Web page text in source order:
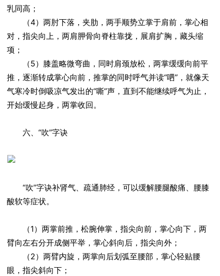
乳同高；
（4）两肘下落，夹肋，两手顺势立掌于肩前，掌心相
对，指尖向上，两肩胛骨向脊柱靠拢，展肩扩胸，藏头缩
项；
（5）膝盖略微弯曲，同时肩颈放松，两掌缓缓向前平
推，逐渐转成掌心向前，推掌的同时呼气并读“呬”，就像天
气寒冷时倒吸凉气发出的“嘶”声，直到不能继续呼气为止，
开始缓慢起身，两掌收回。
六、“吹”字诀
“吹”字诀补肾气、疏通肺经，可以缓解腰腿酸痛、腰膝
酸软等症状。
（1）两掌前推，松腕伸掌，指尖向前，掌心向下，两
臂向左右分开成侧平举，掌心斜向后，指尖向外；
（2）两臂内旋，两掌向后划弧至腰部，掌心轻贴腰
眼，指尖斜向下；